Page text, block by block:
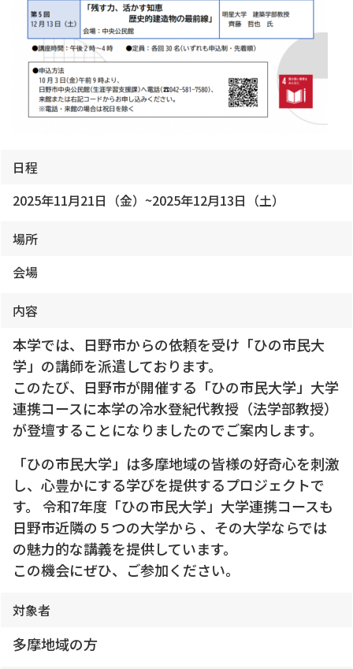
日程
2025年11月21日（金）~2025年12月13日（土）
場所
会場
内容
本学では、日野市からの依頼を受け「ひの市民大
学」の講師を派遣しております。
このたび、日野市が開催する「ひの市民大学」大学
連携コースに本学の冷水登紀代教授（法学部教授）
が登壇することになりましたのでご案内します。
「ひの市民大学」は多摩地域の皆様の好奇心を刺激
し、心豊かにする学びを提供するプロジェクトで
す。 令和7年度「ひの市民大学」大学連携コースも
日野市近隣の５つの大学から 、その大学ならでは
の魅力的な講義を提供しています。
この機会にぜひ、ご参加ください。
対象者
多摩地域の方